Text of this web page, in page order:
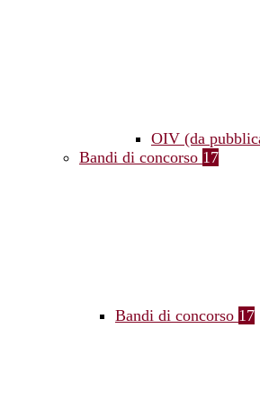
OIV (da
Bandi di concorso 17
Bandi di concorso 17